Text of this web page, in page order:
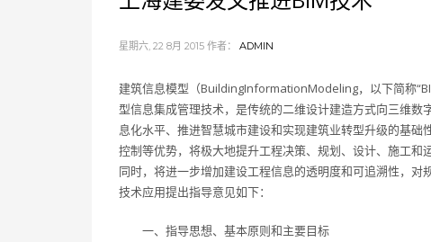
星期六, 22 8月 2015 作者： ADMIN
建筑信息模型（BuildingInformationModeling，以下简称
型信息集成管理技术，是传统的二维设计建造方式向三维
息化水平、推进智慧城市建设和实现建筑业转型升级的基
控制等优势，将极大地提升工程决策、规划、设计、施工和
同时，将进一步增加建设工程信息的透明度和可追溯性，
技术应用提出指导意见如下：
一、指导思想、基本原则和主要目标